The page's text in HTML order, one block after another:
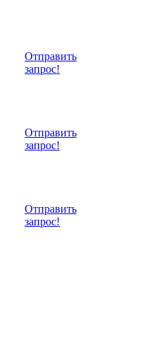
Отправить
запрос!
Отправить
запрос!
Отправить
запрос!